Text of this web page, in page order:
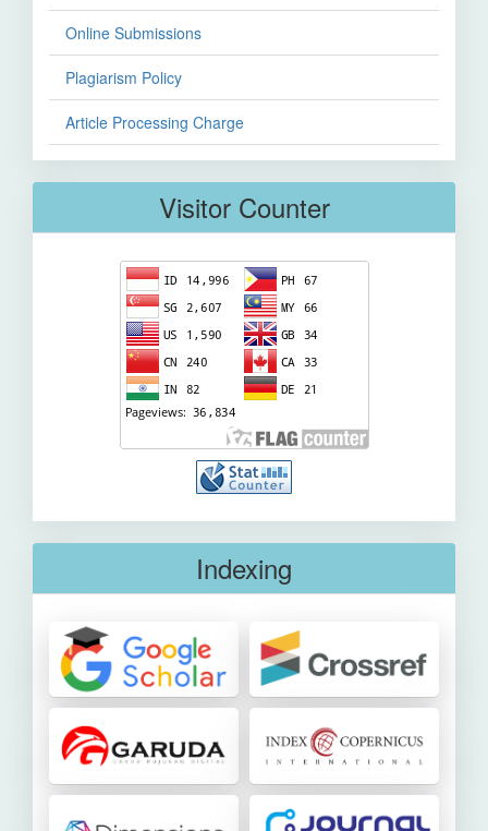
Online Submissions
Plagiarism Policy
Article Processing Charge
Visitor Counter
Indexing